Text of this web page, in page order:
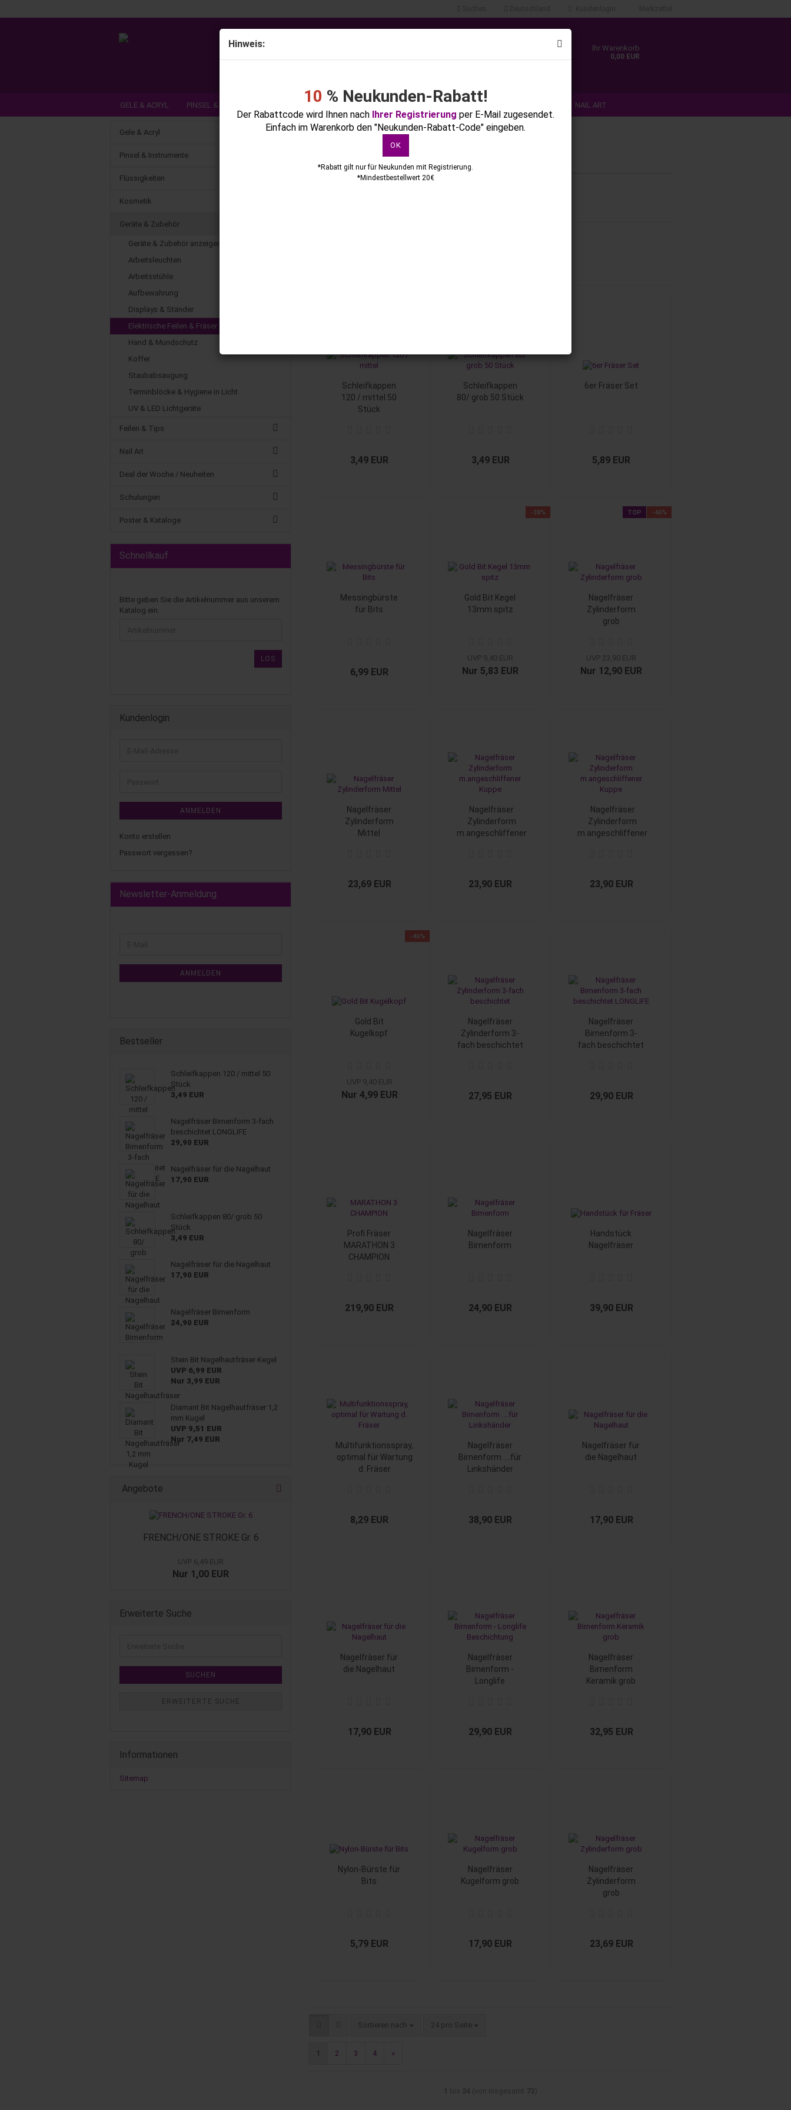
Hinweis:
10 % Neukunden-Rabatt!
Der Rabattcode wird Ihnen nach Ihrer Registrierung per E-Mail zugesendet.
Einfach im Warenkorb den "Neukunden-Rabatt-Code" eingeben.
OK
*Rabatt gilt nur für Neukunden mit Registrierung.
*Mindestbestellwert 20€
Konto erstellen
Ihr Warenkorb
0,00 EUR
GELE & ACRYL PINSEL & INSTRUMENTE NAIL ART
DEAL DER WOCHE / NEUHEITEN SCHULUNGEN POSTER & KATALOGE
Startseite » Geräte & Zubehör » Elektrische Feilen & Fräser
Elektrische Feilen & Fräser
Schleifkappen
120 / mittel 50
Stück
3,49 EUR
Schleifkappen
80/ grob 50 Stück
3,49 EUR
6er Fräser Set
5,89 EUR
Messingbürste
für Bits
6,99 EUR
-38%
Gold Bit Kegel
13mm spitz
UVP 9,40 EUR
Nur 5,83 EUR
TOP -46%
Nagelfräser
Zylinderform
grob
UVP 23,90 EUR
Nur 12,90 EUR
Nagelfräser
Zylinderform
Mittel
23,69 EUR
Nagelfräser
Zylinderform
m.angeschliffener
23,90 EUR
Nagelfräser
Zylinderform
m.angeschliffener
23,90 EUR
-46%
Gold Bit
Kugelkopf
UVP 9,40 EUR
Nur 4,99 EUR
Nagelfräser
Zylinderform 3-
fach beschichtet
27,95 EUR
Nagelfräser
Birnenform 3-
fach beschichtet
29,90 EUR
Profi Fräser
MARATHON 3
CHAMPION
219,90 EUR
Nagelfräser
Birnenform
24,90 EUR
Handstück
Nagelfräser
39,90 EUR
Multifunktionsspray,
optimal für Wartung
d. Fräser
8,29 EUR
Nagelfräser
Birnenform ....für
Linkshänder
38,90 EUR
Nagelfräser für
die Nagelhaut
17,90 EUR
Nagelfräser für
die Nagelhaut
17,90 EUR
Nagelfräser
Birnenform -
Longlife
29,90 EUR
Nagelfräser
Birnenform
Keramik grob
32,95 EUR
Nylon-Bürste für
Bits
5,79 EUR
Nagelfräser
Kugelform grob
17,90 EUR
Nagelfräser
Zylinderform
grob
23,69 EUR
Sortieren nach 24 pro Seite
1 2 3 4 »
Gele & Acryl
Pinsel & Instrumente
Flüssigkeiten
Kosmetik
Geräte & Zubehör
Geräte & Zubehör anzeigen
Arbeitsleuchten
Arbeitsstühle
Aufbewahrung
Displays & Ständer
Elektrische Feilen & Fräser
Hand & Mundschutz
Koffer
Staubabsaugung
Terminblöcke & Hygiene in Licht
UV & LED Lichtgeräte
Feilen & Tips
Nail Art
Deal der Woche / Neuheiten
Schulungen
Poster & Kataloge
Schnellkauf
Bitte geben Sie die Artikelnummer aus unserem
Katalog ein.
LOS
Kundenlogin
ANMELDEN
Konto erstellen
Passwort vergessen?
Newsletter-Anmeldung
ANMELDEN
Bestseller
Schleifkappen 120 / mittel 50
Stück
3,49 EUR
Nagelfräser Birnenform 3-fach
beschichtet LONGLIFE
29,90 EUR
Nagelfräser für die Nagelhaut
17,90 EUR
Schleifkappen 80/ grob 50
Stück
3,49 EUR
Nagelfräser für die Nagelhaut
17,90 EUR
Nagelfräser Birnenform
24,90 EUR
Stein Bit Nagelhautfräser Kegel
UVP 6,99 EUR
Nur 3,99 EUR
Diamant Bit Nagelhautfräser 1,2
mm Kugel
UVP 9,51 EUR
Nur 7,49 EUR
Angebote
FRENCH/ONE STROKE Gr. 6
UVP 6,49 EUR
Nur 1,00 EUR
Erweiterte Suche
SUCHEN
ERWEITERTE SUCHE
Informationen
Sitemap